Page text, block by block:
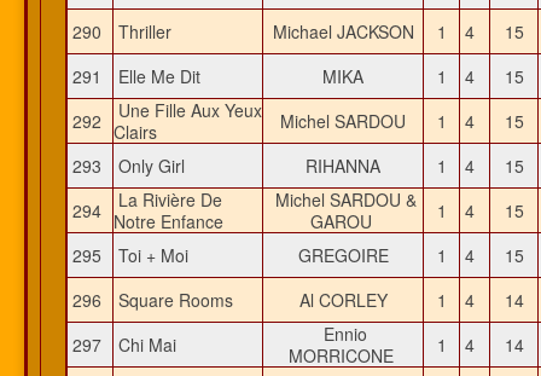
290
Thriller Michael JACKSON 1 4
15
291
Elle Me Dit MIKA 1 4
15
292
Une Fille Aux Yeux
Clairs
Michel SARDOU 1 4
15
293
Only Girl RIHANNA 1 4
15
294
La Rivière De
Notre Enfance
Michel SARDOU &
GAROU
1 4
15
295
Toi + Moi GREGOIRE 1 4
15
296
Square Rooms Al CORLEY 1 4
14
297
Chi Mai
Ennio
MORRICONE
1 4
14